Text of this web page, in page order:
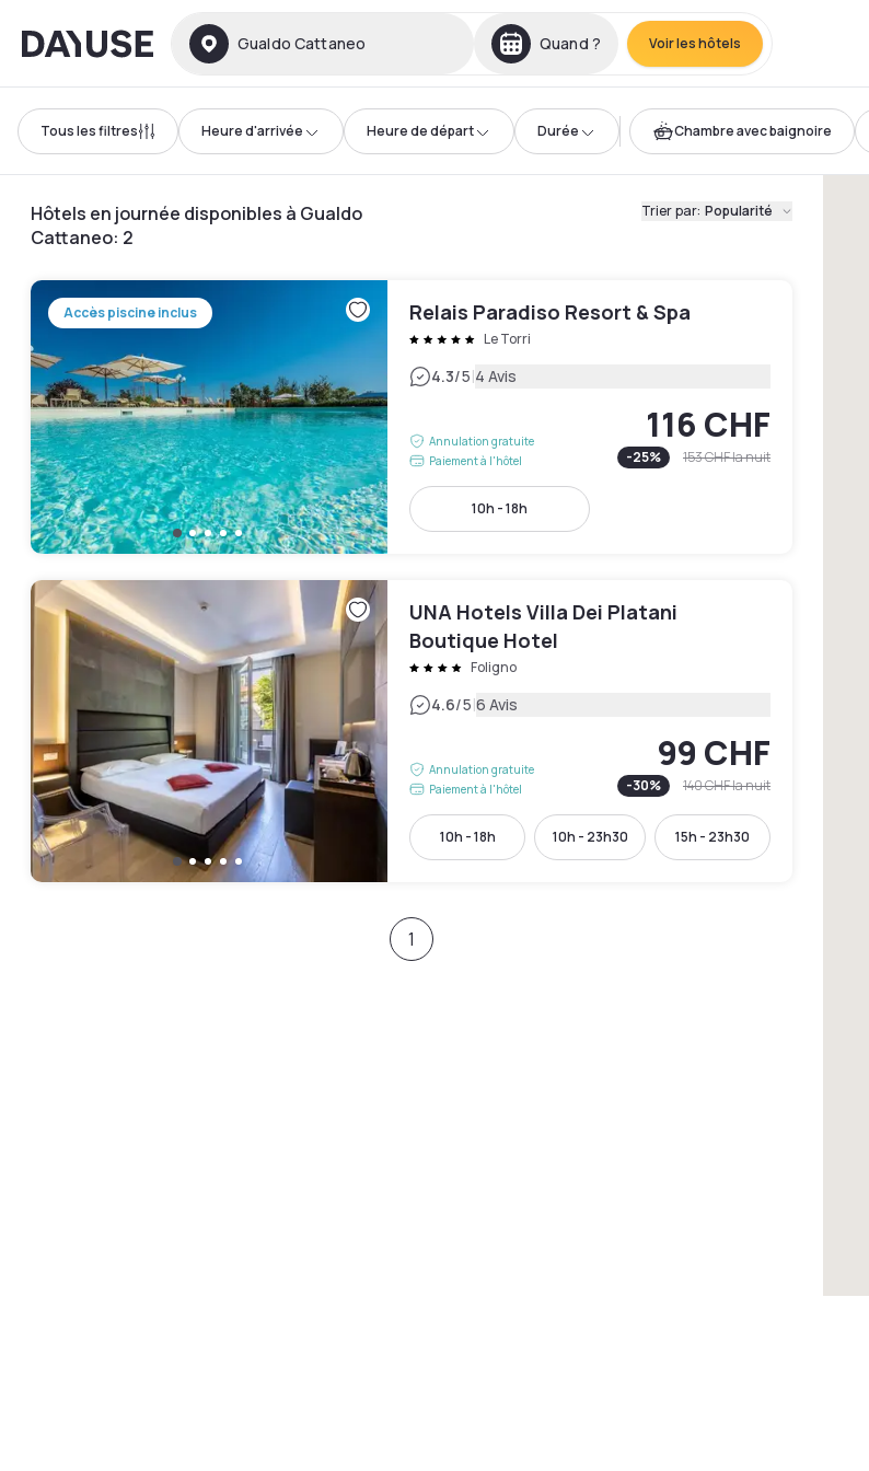
Dayuse Gualdo Cattaneo Quand ? Voir les hôtels
Tous les filtres Heure d'arrivée Heure de départ Durée Chambre avec baignoire
Hôtels en journée disponibles à Gualdo
Cattaneo: 2
Trier par: Popularité
Accès piscine inclus Relais Paradiso Resort & Spa
Le Torri
4.3/5|4 Avis
Annulation gratuite
Paiement à l'hôtel
116 CHF
-25% 153 CHFla nuit
10h - 18h
UNA Hotels Villa Dei Platani
Boutique Hotel
Foligno
4.6/5|6 Avis
Annulation gratuite
Paiement à l'hôtel
99 CHF
-30% 140 CHFla nuit
10h - 18h 10h - 23h30 15h - 23h30
1